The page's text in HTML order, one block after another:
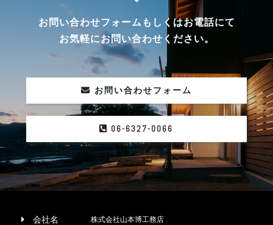
お問い合わせフォームもしくはお電話にて
お気軽にお問い合わせください。
お問い合わせフォーム
06-6327-0066
会社名 株式会社山本博工務店